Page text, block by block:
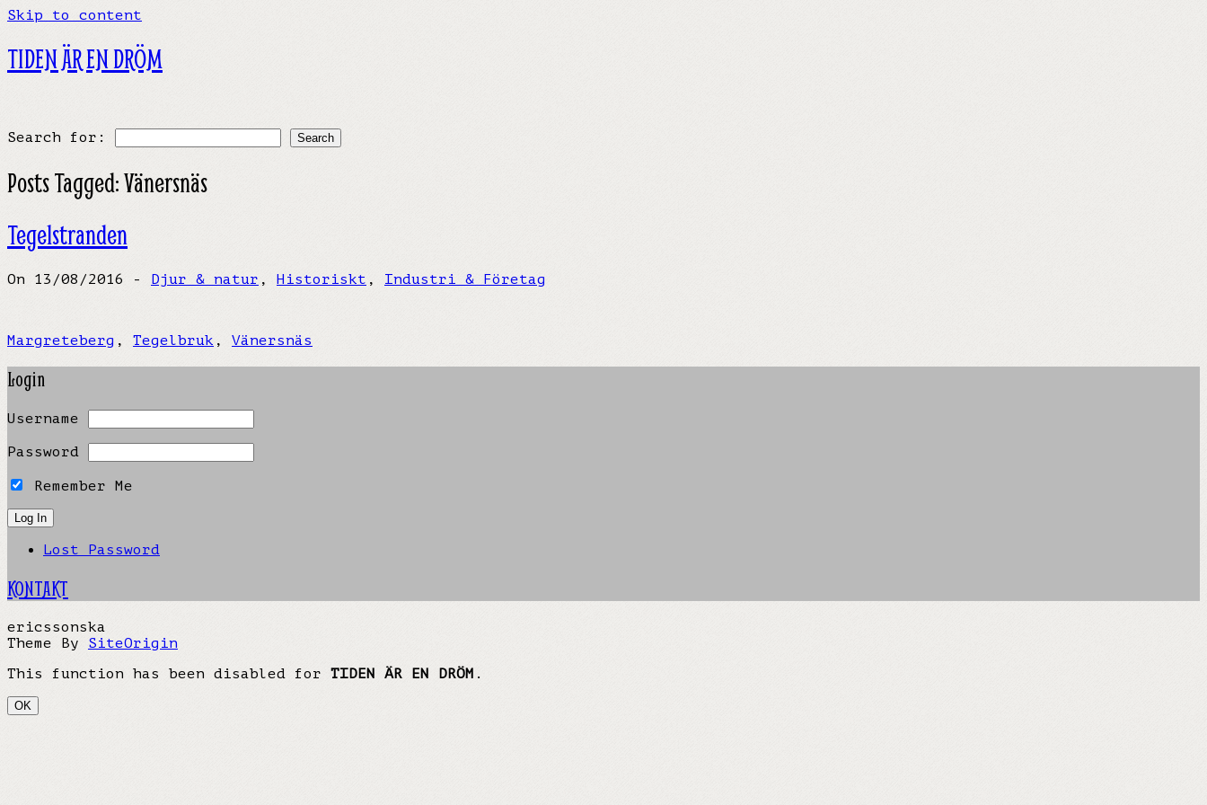
Skip to content
TIDEN ÄR EN DRÖM
Search for:
Posts Tagged:Vänersnäs
Tegelstranden
On 13/08/2016 - Djur & natur , Historiskt , Industri & Företag
Margreteberg , Tegelbruk , Vänersnäs
Login
Username
Password
Remember Me
Lost Password
KONTAKT
ericssonska
Theme By SiteOrigin
This function has been disabled for TIDEN ÄR EN DRÖM .
OK